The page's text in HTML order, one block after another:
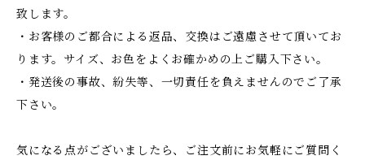
致します。
・お客様のご都合による返品、交換はご遠慮させて頂いてお
ります。サイズ、お色をよくお確かめの上ご購入下さい。
・発送後の事故、紛失等、一切責任を負えませんのでご了承
下さい。
気になる点がございましたら、ご注文前にお気軽にご質問く